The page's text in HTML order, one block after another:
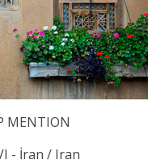
MENTION
- İran / Iran